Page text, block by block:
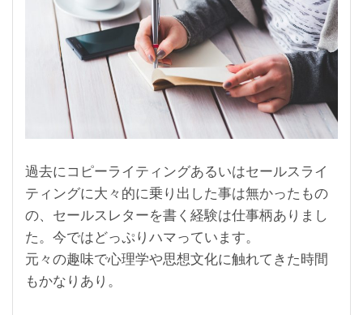
過去にコピーライティングあるいはセールスライ
ティングに大々的に乗り出した事は無かったもの
の、セールスレターを書く経験は仕事柄ありまし
た。今ではどっぷりハマっています。
元々の趣味で心理学や思想文化に触れてきた時間
もかなりあり。